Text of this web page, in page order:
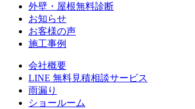
外壁・屋根無料診断
お知らせ
お客様の声
施⼯事例
会社概要
LINE 無料⾒積相談サービス
⾬漏り
ショールーム